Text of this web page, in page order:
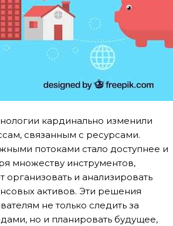
кардинально изменили
связанным с ресурсами.
потоками стало доступнее и
множеству инструментов,
и анализировать
активов. Эти решения
не только следить за
но и планировать будущее,